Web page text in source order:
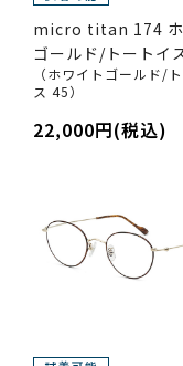
micro titan 174 ホ
ゴールド/トートイ
（ホワイトゴールド/
ス 45）
22,000円(税込)